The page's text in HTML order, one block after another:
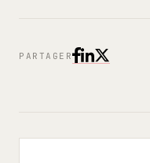
PARTAGER